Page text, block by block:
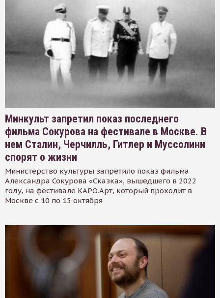
Минкульт запретил показ последнего
фильма Сокурова на фестивале в Москве. В
нем Сталин, Черчилль, Гитлер и Муссолини
спорят о жизни
Министерство культуры запретило показ фильма
Александра Сокурова «Сказка», вышедшего в 2022
году, на фестивале КАРО.Арт, который проходит в
Москве с 10 по 15 октября